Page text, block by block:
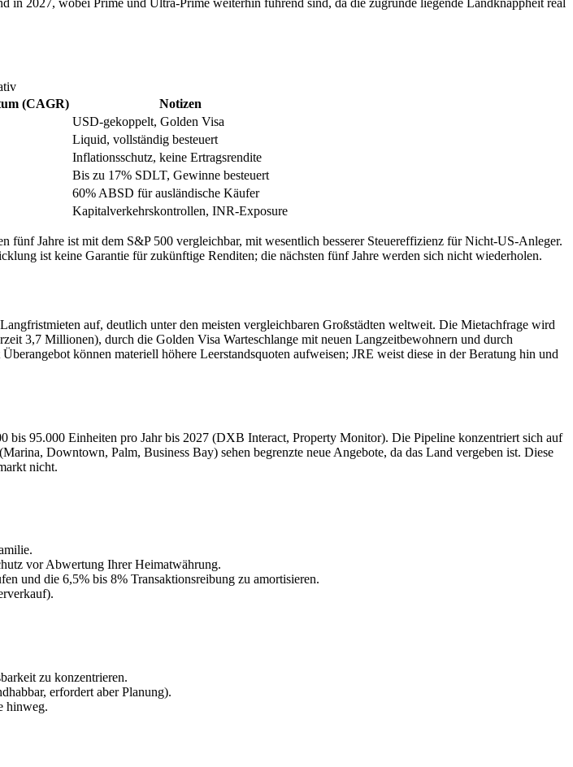
2027, wobei Prime und Ultra-Prime weiterhin führend sind, da die zugrunde liegende Landknappheit real
(CAGR)
Notizen
USD-gekoppelt, Golden Visa
Liquid, vollständig besteuert
Inflationsschutz, keine Ertragsrendite
Bis zu 17% SDLT, Gewinne besteuert
60% ABSD für ausländische Käufer
Kapitalverkehrskontrollen, INR-Exposure
Jahre ist mit dem S&P 500 vergleichbar, mit wesentlich besserer Steuereffizienz für Nicht-US-Anleger.
ist keine Garantie für zukünftige Renditen; die nächsten fünf Jahre werden sich nicht wiederholen.
auf, deutlich unter den meisten vergleichbaren Großstädten weltweit. Die Mietachfrage wird
3,7 Millionen), durch die Golden Visa Warteschlange mit neuen Langzeitbewohnern und durch
können materiell höhere Leerstandsquoten aufweisen; JRE weist diese in der Beratung hin und
bis 95.000 Einheiten pro Jahr bis 2027 (DXB Interact, Property Monitor). Die Pipeline konzentriert sich auf
Downtown, Palm, Business Bay) sehen begrenzte neue Angebote, da das Land vergeben ist. Diese
nicht.
vor Abwertung Ihrer Heimatwährung.
und die 6,5% bis 8% Transaktionsreibung zu amortisieren.
zu konzentrieren.
erfordert aber Planung).
hinweg.